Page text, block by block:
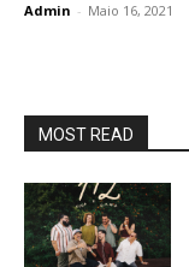
Admin - Maio 16, 2021
MOST READ